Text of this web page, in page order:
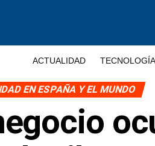
ACTUALIDAD TECNOLOGÍA
EN ESPAÑA Y EL MUNDO